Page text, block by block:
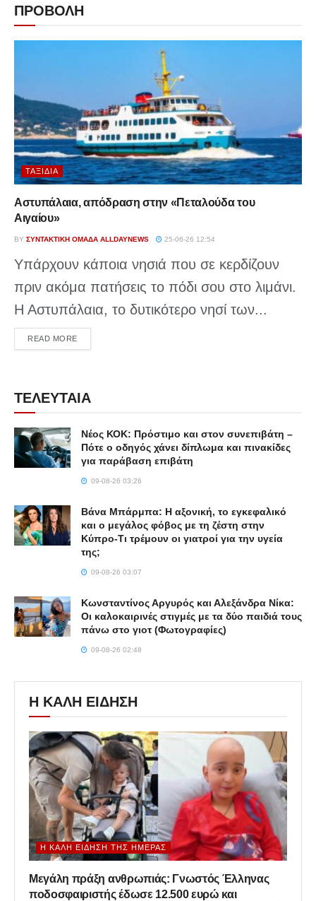
ΠΡΟΒΟΛΗ
ΤΑΞΊΔΙΑ
Αστυπάλαια, απόδραση στην «Πεταλούδα του
Αιγαίου»
BY ΣΥΝΤΑΚΤΙΚΉ ΟΜΆΔΑ ALLDAYNEWS 25-06-26 12:54
Υπάρχουν κάποια νησιά που σε κερδίζουν
πριν ακόμα πατήσεις το πόδι σου στο λιμάνι.
Η Αστυπάλαια, το δυτικότερο νησί των...
READ MOREDETAILS
ΤΕΛΕΥΤΑΙΑ
Νέος ΚΟΚ: Πρόστιμο και στον συνεπιβάτη –
Πότε ο οδηγός χάνει δίπλωμα και πινακίδες
για παράβαση επιβάτη
09-08-26 03:26
Βάνα Μπάρμπα: Η αξονική, το εγκεφαλικό
και ο μεγάλος φόβος με τη ζέστη στην
Κύπρο-Τι τρέμουν οι γιατροί για την υγεία
της;
09-08-26 03:07
Κωνσταντίνος Αργυρός και Αλεξάνδρα Νίκα:
Οι καλοκαιρινές στιγμές με τα δύο παιδιά τους
πάνω στο γιοτ (Φωτογραφίες)
09-08-26 02:48
Η ΚΑΛΗ ΕΙΔΗΣΗ
Η ΚΑΛΉ ΕΊΔΗΣΗ ΤΗΣ ΗΜΈΡΑΣ
Μεγάλη πράξη ανθρωπιάς: Γνωστός Έλληνας
ποδοσφαιριστής έδωσε 12.500 ευρώ και